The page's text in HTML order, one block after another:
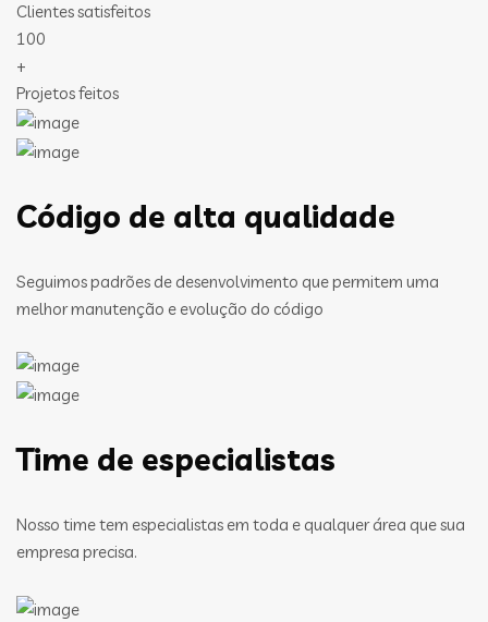
Clientes satisfeitos
100
+
Projetos feitos
Código de alta qualidade
Seguimos padrões de desenvolvimento que permitem uma
melhor manutenção e evolução do código
Time de especialistas
Nosso time tem especialistas em toda e qualquer área que sua
empresa precisa.